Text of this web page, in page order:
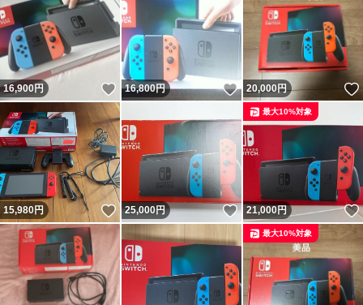
16,900 円 いいね！
16,800円 いいね！
20,000円
15,980円 いいね！
25,000円 いいね！
21,000円
最大10%対象
最大10%対象